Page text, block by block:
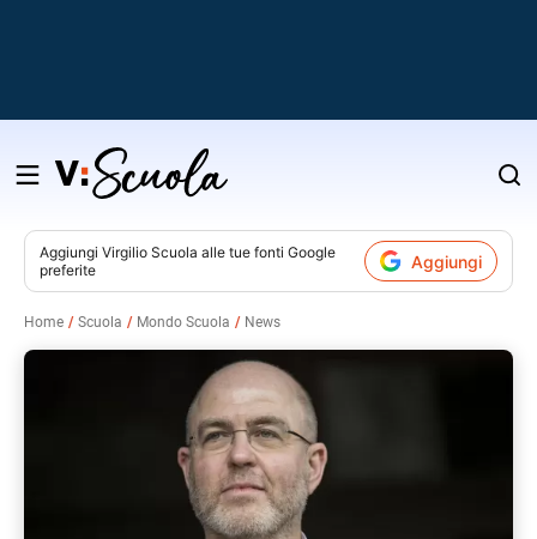
Salta
contenuto
Aggiungi Virgilio Scuola alle tue fonti Google
preferite
Aggiungi
Home Scuola Mondo Scuola News